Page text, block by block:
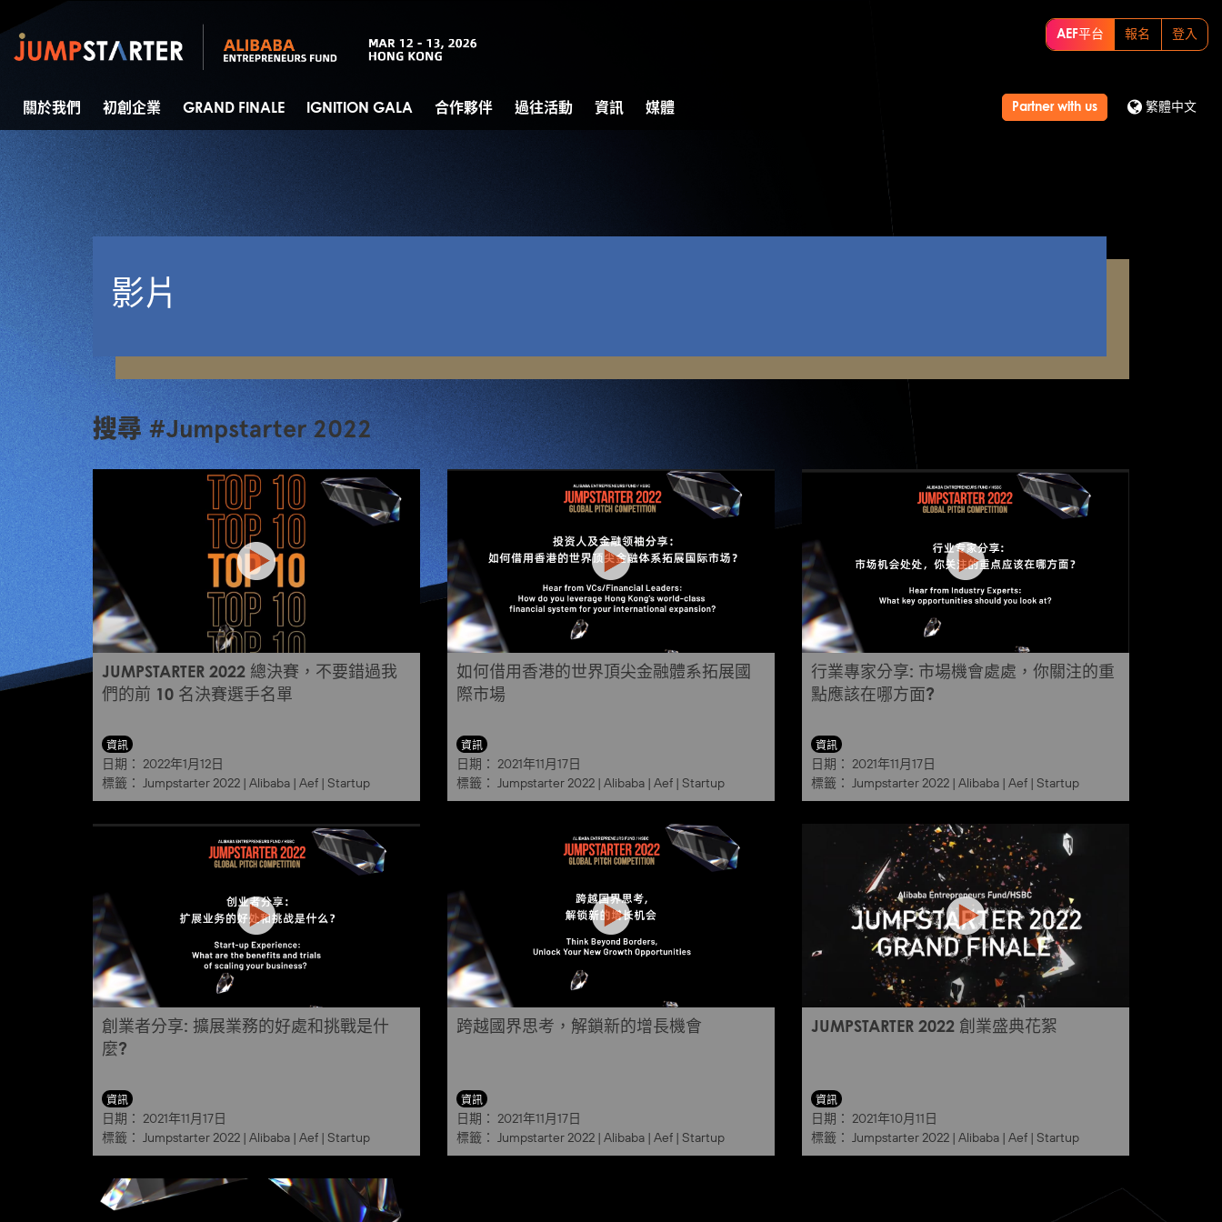
AEF平台 報名 登入
Partner with us 繁體中文
關於我們 初創企業 GRAND FINALE IGNITION GALA 合作夥伴 過往活動 資訊 媒體
影片
搜尋 #Jumpstarter 2022
JUMPSTARTER 2022 總決賽，不要錯過我
們的前 10 名決賽選手名單
資訊
日期： 2022年1月12日
標籤： Jumpstarter 2022 | Alibaba | Aef | Startup
如何借用香港的世界頂尖金融體系拓展國
際市場
資訊
日期： 2021年11月17日
標籤： Jumpstarter 2022 | Alibaba | Aef | Startup
行業專家分享: 市場機會處處，你關注的重
點應該在哪方面?
資訊
日期： 2021年11月17日
標籤： Jumpstarter 2022 | Alibaba | Aef | Startup
創業者分享: 擴展業務的好處和挑戰是什
麼?
資訊
日期： 2021年11月17日
標籤： Jumpstarter 2022 | Alibaba | Aef | Startup
跨越國界思考，解鎖新的增長機會
資訊
日期： 2021年11月17日
標籤： Jumpstarter 2022 | Alibaba | Aef | Startup
JUMPSTARTER 2022 創業盛典花絮
資訊
日期： 2021年10月11日
標籤： Jumpstarter 2022 | Alibaba | Aef | Startup